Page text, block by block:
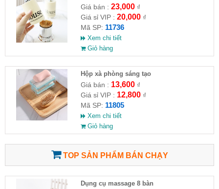
Giá bán : 23,000₫
Giá sỉ VIP : 20,000₫
Mã SP: 11736
Xem chi tiết
Giỏ hàng
Hộp xà phòng sáng tạo
Giá bán : 13,600₫
Giá sỉ VIP : 12,800₫
Mã SP: 11805
Xem chi tiết
Giỏ hàng
TOP SẢN PHẨM BÁN CHẠY
Dụng cụ massage 8 bàn